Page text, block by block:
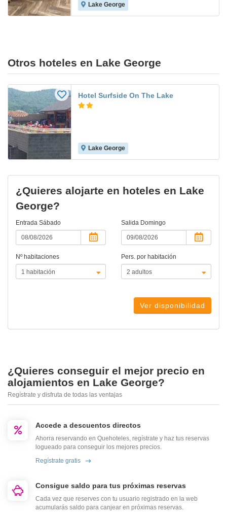
Lake George
Otros hoteles en Lake George
Hotel Surfside On The Lake
Lake George
¿Quieres alojarte en hoteles en Lake
George?
Entrada Sábado Salida Domingo
Nº habitaciones Pers. por habitación
Ver disponibilidad
¿Quieres conseguir el mejor precio en
alojamientos en Lake George?
Regístrate y disfruta de todas las ventajas
Accede a descuentos directos
Ahorra reservando en Quehoteles, regístrate y haz tus reservas
logueado para conseguir los mejores precios.
Regístrate gratis
Consigue saldo para tus próximas reservas
Cada vez que reserves con tu usuario registrado en la web
acumularás saldo para canjear en próximas reservas.